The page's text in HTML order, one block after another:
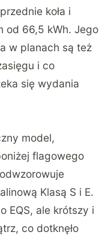
koła i
od 66,5 kWh. Jego
w planach są też
i co
się wydania
model,
flagowego
Klasą S i E.
EQS, ale krótszy i
co dotknęło